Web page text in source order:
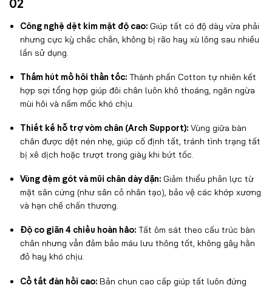
02
Công nghệ dệt kim mật độ cao: Giúp tất có độ dày vừa phải
nhưng cực kỳ chắc chắn, không bị rão hay xù lông sau nhiều
lần sử dụng.
Thấm hút mồ hôi thần tốc: Thành phần Cotton tự nhiên kết
hợp sợi tổng hợp giúp đôi chân luôn khô thoáng, ngăn ngừa
mùi hôi và nấm mốc khó chịu.
Thiết kế hỗ trợ vòm chân (Arch Support): Vùng giữa bàn
chân được dệt nén nhẹ, giúp cố định tất, tránh tình trạng tất
bị xê dịch hoặc trượt trong giày khi bứt tốc.
Vùng đệm gót và mũi chân dày dặn: Giảm thiểu phản lực từ
mặt sân cứng (như sân cỏ nhân tạo), bảo vệ các khớp xương
và hạn chế chấn thương.
Độ co giãn 4 chiều hoàn hảo: Tất ôm sát theo cấu trúc bàn
chân nhưng vẫn đảm bảo máu lưu thông tốt, không gây hằn
đỏ hay khó chịu.
Cổ tất đàn hồi cao: Bản chun cao cấp giúp tất luôn đứng